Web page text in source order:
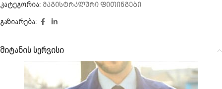
კატეგორია: ᲛᲐᲒᲘᲡᲢᲠᲐᲚᲣᲠᲘ ᲤᲘᲗᲘᲜᲒᲔᲑᲘ
გაზიარება:
მიტანის სერვისი